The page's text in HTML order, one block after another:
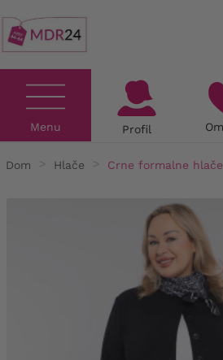
Menu Profil
Dom Hlače Crne formalne hlače